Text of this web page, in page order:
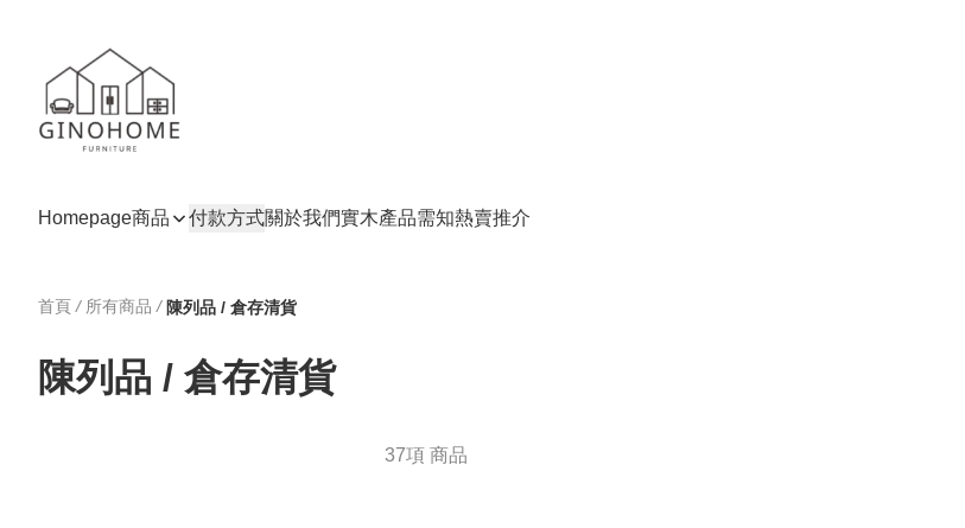
Homepage商品 付款方式關於我們實木產品需知熱賣推介
首頁 / 所有商品 / 陳列品 / 倉存清貨
陳列品 / 倉存清貨
37項 商品